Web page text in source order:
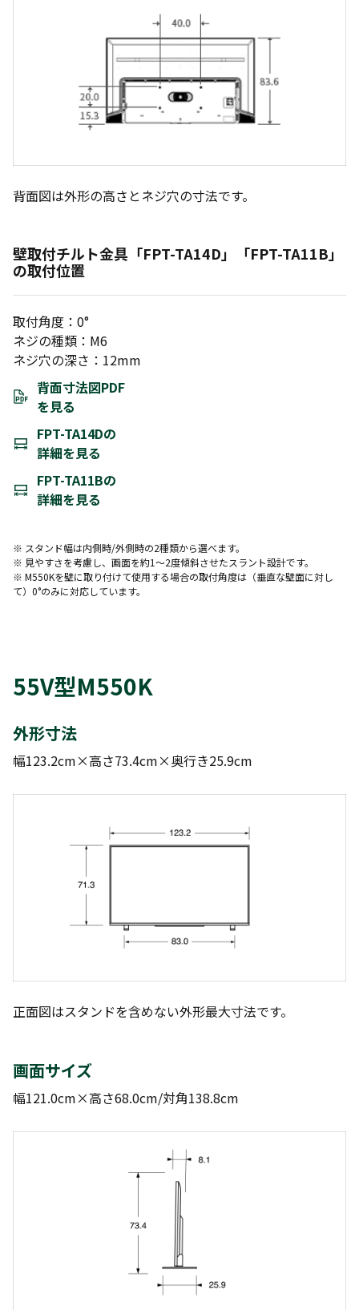
背面図は外形の高さとネジ穴の寸法です。
壁取付チルト金具「FPT-TA14D」「FPT-TA11B」
の取付位置
取付角度：0°
ネジの種類：M6
ネジ穴の深さ：12mm
背面寸法図PDF
を見る
FPT-TA14Dの
詳細を見る
FPT-TA11Bの
詳細を見る
※ スタンド幅は内側時/外側時の2種類から選べます。
※ 見やすさを考慮し、画面を約1～2度傾斜させたスラント設計です。
※ M550Kを壁に取り付けて使用する場合の取付角度は（垂直な壁面に対し
て）0°のみに対応しています。
55V型M550K
外形寸法
幅123.2cm×高さ73.4cm×奥行き25.9cm
正面図はスタンドを含めない外形最大寸法です。
画面サイズ
幅121.0cm×高さ68.0cm/対角138.8cm